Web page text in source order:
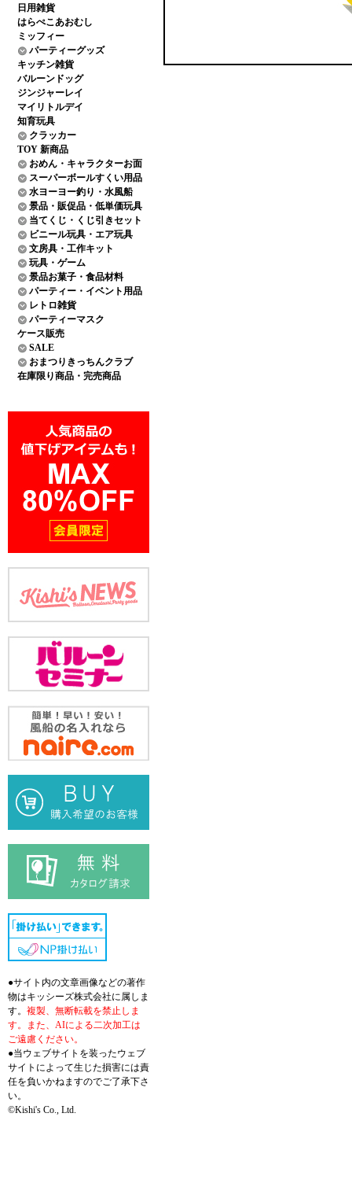
日用雑貨
はらぺこあおむし
ミッフィー
パーティーグッズ
キッチン雑貨
バルーンドッグ
ジンジャーレイ
マイリトルデイ
知育玩具
クラッカー
TOY 新商品
おめん・キャラクターお面
スーパーボールすくい用品
水ヨーヨー釣り・水風船
景品・販促品・低単価玩具
当てくじ・くじ引きセット
ビニール玩具・エア玩具
文房具・工作キット
玩具・ゲーム
景品お菓子・食品材料
パーティー・イベント用品
レトロ雑貨
パーティーマスク
ケース販売
SALE
おまつりきっちんクラブ
在庫限り商品・完売商品
●サイト内の文章画像などの著作
物はキッシーズ株式会社に属しま
す。 複製、無断転載を禁止しま
す。また、AIによる二次加工は
ご遠慮ください。
●当ウェブサイトを装ったウェブ
サイトによって生じた損害には責
任を負いかねますのでご了承下さ
い。
©Kishi's Co., Ltd.